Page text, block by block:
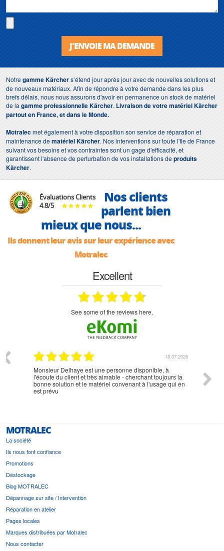
J'ENVOIE MA DEMANDE
Notregamme Kärchers’étend jour après jour avec de nouvelles solutions et
de nouveaux matériaux. Afin de répondre à votre demande dans les plus
brefs délais, nous nous assurons d'avoir en permanence un stock de matériel
de la gamme professionnelle Kärcher. Livraison de votre matériel Kärcher
partout en France, et dans le Monde.
Motralecmet également à votre disposition son service de réparation et
maintenance dematériel Kärcher. Nos interventions sur toute l'Ile de France
suivant vos besoins et vos contraintes sont un gage d'efficacité, et
garantissent l'absence de perturbation de vos installations deproduits
Kärcher.
Évaluations Clients
4.8/5
Nos clients
parlent bien
mieux que nous...
Ils donnent leur avis sur leur expérience avec
Motralec
Excellent
see some of the reviews here.
18.07.2026
Monsieur Delhaye est une personne disponible, à
l'écoute du client et très aimable - cherchant toujours la
bonne solution et le matériel convenant à l'usage qui en
est prévu
MOTRALEC
La société
Ils nous font confiance
Promotions
Déstockage
Blog MOTRALEC
Dépannage sur site / Intervention
Réparation en atelier
Pages locales
Marques distribuées par Motralec
Nous contacter